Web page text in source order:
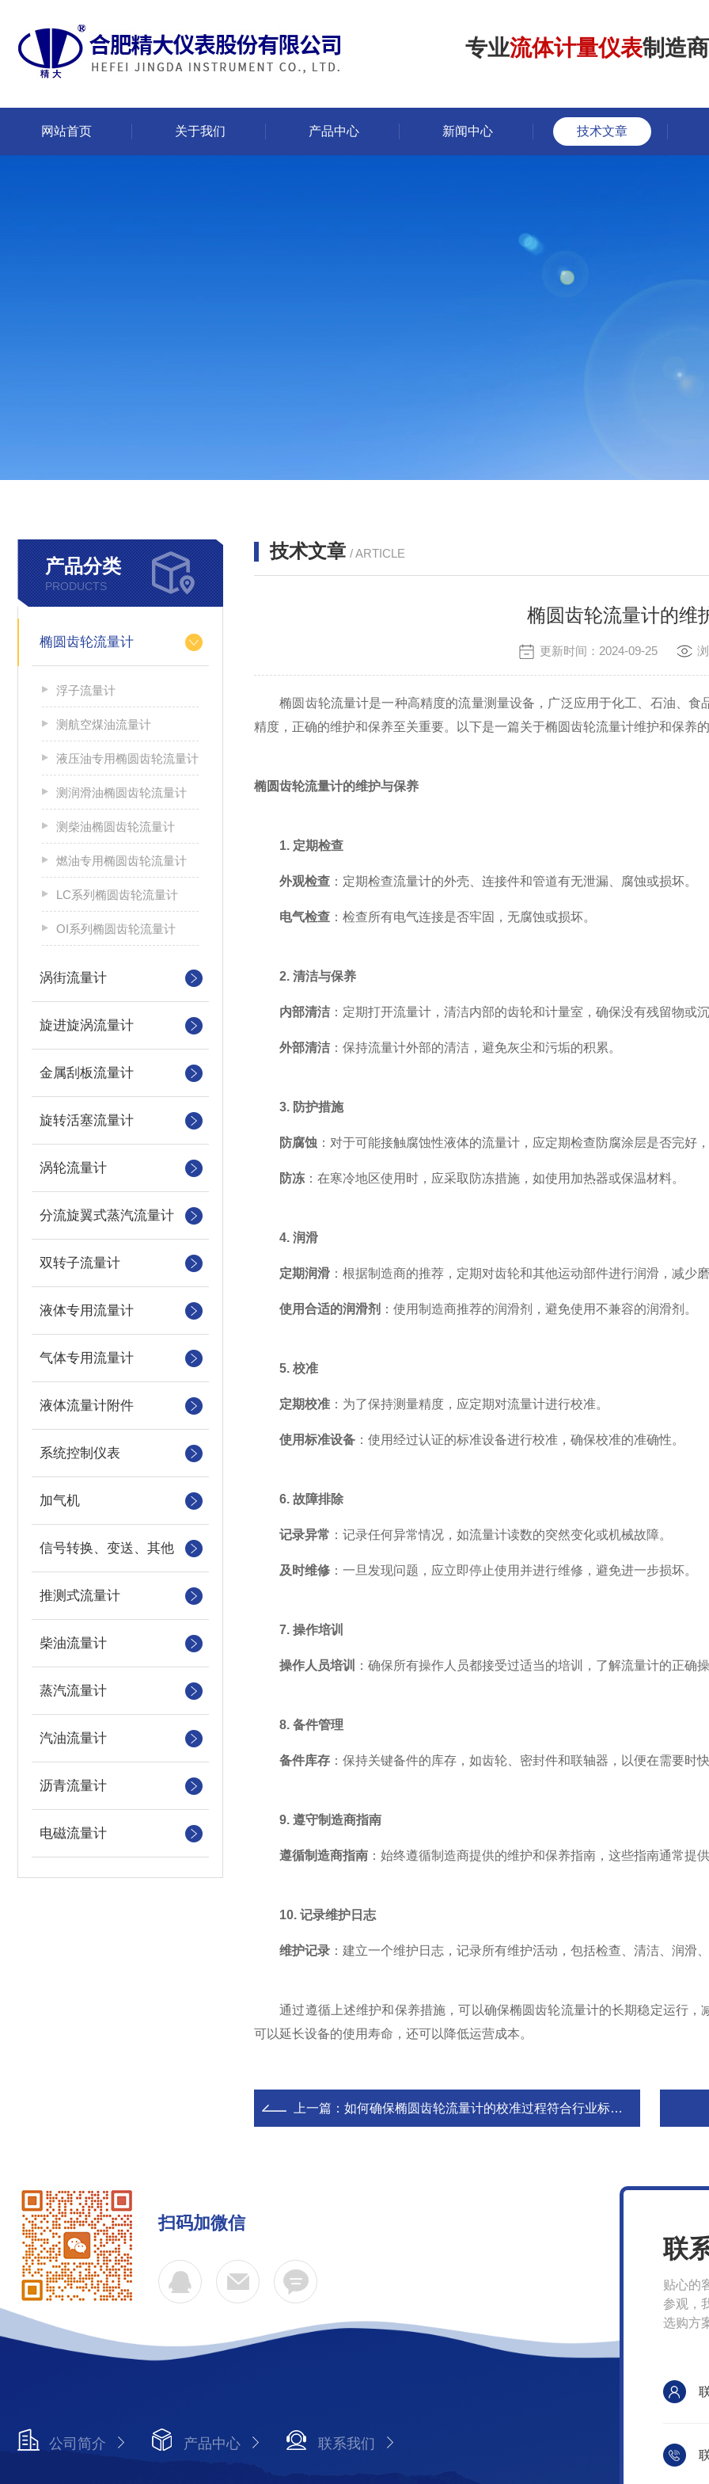
专业流体计量仪表制造商
网站首页 关于我们 产品中心 新闻中心 技术文章
产品分类
PRODUCTS
椭圆齿轮流量计
浮子流量计
测航空煤油流量计
液压油专用椭圆齿轮流量计
测润滑油椭圆齿轮流量计
测柴油椭圆齿轮流量计
燃油专用椭圆齿轮流量计
LC系列椭圆齿轮流量计
OI系列椭圆齿轮流量计
涡街流量计
旋进旋涡流量计
金属刮板流量计
旋转活塞流量计
涡轮流量计
分流旋翼式蒸汽流量计
双转子流量计
液体专用流量计
气体专用流量计
液体流量计附件
系统控制仪表
加气机
信号转换、变送、其他
推测式流量计
柴油流量计
蒸汽流量计
汽油流量计
沥青流量计
电磁流量计
技术文章 / ARTICLE
椭圆齿轮流量计的维
更新时间：2024-09-25
椭圆齿轮流量计是一种高精度的流量测量设备，广泛应用于化工、石油、食
精度，正确的维护和保养至关重要。以下是一篇关于椭圆齿轮流量计维护和保养的
椭圆齿轮流量计的维护与保养
1. 定期检查
外观检查 ：定期检查流量计的外壳、连接件和管道有无泄漏、腐蚀或损坏。
电气检查 ：检查所有电气连接是否牢固，无腐蚀或损坏。
2. 清洁与保养
内部清洁 ：定期打开流量计，清洁内部的齿轮和计量室，确保没有残留物或
外部清洁 ：保持流量计外部的清洁，避免灰尘和污垢的积累。
3. 防护措施
防腐蚀 ：对于可能接触腐蚀性液体的流量计，应定期检查防腐涂层是否完好
防冻 ：在寒冷地区使用时，应采取防冻措施，如使用加热器或保温材料。
4. 润滑
定期润滑 ：根据制造商的推荐，定期对齿轮和其他运动部件进行润滑，减少
使用合适的润滑剂 ：使用制造商推荐的润滑剂，避免使用不兼容的润滑剂。
5. 校准
定期校准 ：为了保持测量精度，应定期对流量计进行校准。
使用标准设备 ：使用经过认证的标准设备进行校准，确保校准的准确性。
6. 故障排除
记录异常 ：记录任何异常情况，如流量计读数的突然变化或机械故障。
及时维修 ：一旦发现问题，应立即停止使用并进行维修，避免进一步损坏。
7. 操作培训
操作人员培训 ：确保所有操作人员都接受过适当的培训，了解流量计的正确
8. 备件管理
备件库存 ：保持关键备件的库存，如齿轮、密封件和联轴器，以便在需要时快
9. 遵守制造商指南
遵循制造商指南 ：始终遵循制造商提供的维护和保养指南，这些指南通常提
10. 记录维护日志
维护记录 ：建立一个维护日志，记录所有维护活动，包括检查、清洁、润滑、
通过遵循上述维护和保养措施，可以确保椭圆齿轮流量计的长期稳定运行，
可以延长设备的使用寿命，还可以降低运营成本。
上一篇： 如何确保椭圆齿轮流量计的校准过程符合行业标准？
扫码加微信
公司简介 产品中心 联系我们
联
贴心的
参观，
选购方